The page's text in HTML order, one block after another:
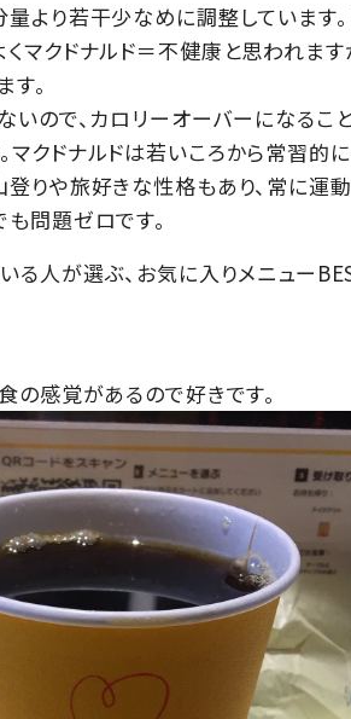
より若干少なめに調整しています
マクドナルド＝不健康と思われま
。
いので、カロリーオーバーになるこ
クドナルドは若いころから常習的に
りや旅好きな性格もあり、常に運
問題ゼロです。
る人が選ぶ、お気に入りメニュー
の感覚があるので好きです。